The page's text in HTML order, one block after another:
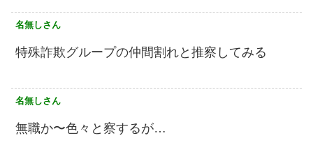
名無しさん
特殊詐欺グループの仲間割れと推察してみる
名無しさん
無職か〜色々と察するが…